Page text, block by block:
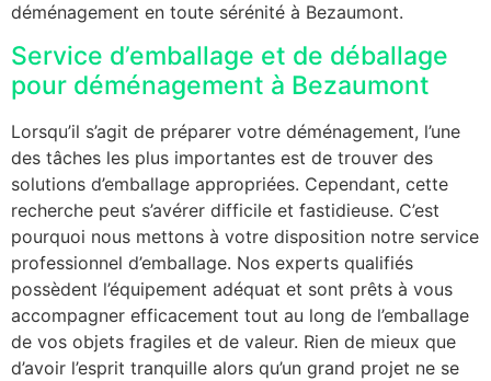
déménagement en toute sérénité à Bezaumont.
Service d’emballage et de déballage
pour déménagement à Bezaumont
Lorsqu’il s’agit de préparer votre déménagement, l’une
des tâches les plus importantes est de trouver des
solutions d’emballage appropriées. Cependant, cette
recherche peut s’avérer difficile et fastidieuse. C’est
pourquoi nous mettons à votre disposition notre service
professionnel d’emballage. Nos experts qualifiés
possèdent l’équipement adéquat et sont prêts à vous
accompagner efficacement tout au long de l’emballage
de vos objets fragiles et de valeur. Rien de mieux que
d’avoir l’esprit tranquille alors qu’un grand projet ne se